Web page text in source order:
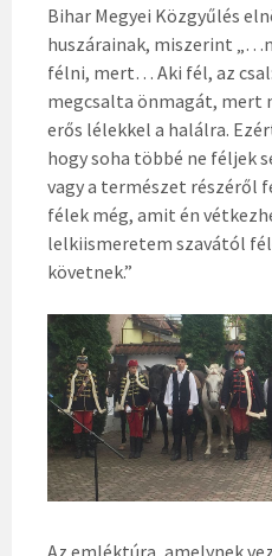
Bihar Megyei Közgyűlés
huszárainak, miszerint
félni, mert… Aki fél, az
megcsalta önmagát, mert
erős lélekkel a halálra.
hogy soha többé ne féljek
vagy a természet részéről
félek még, amit én
lelkiismeretem szavától
követnek.”
Az emléktúra, amelynek